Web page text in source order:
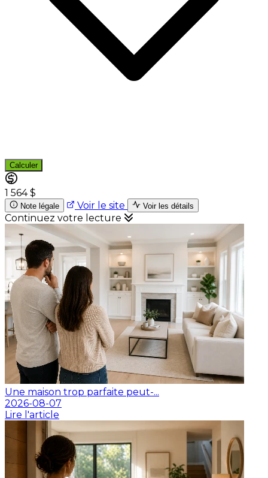
Calculer
1 564 $
Note légale Voir le site Voir les détails
Continuez votre lecture
Une maison trop parfaite peut-...
2026-08-07
Lire l'article